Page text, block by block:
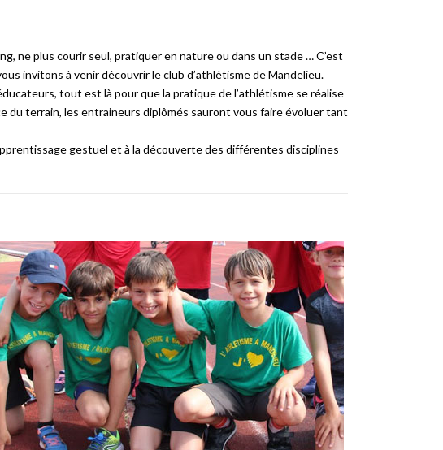
ne plus courir seul, pratiquer en nature ou dans un stade … C’est
invitons à venir découvrir le club d’athlétisme de Mandelieu.
tout est là pour que la pratique de l’athlétisme se réalise
du terrain, les entraineurs diplômés sauront vous faire évoluer tant
gestuel et à la découverte des différentes disciplines